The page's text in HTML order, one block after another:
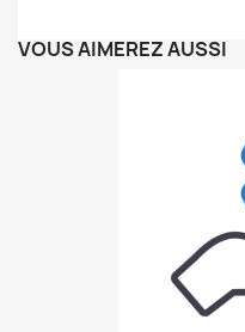
VOUS AIMEREZ AUSSI